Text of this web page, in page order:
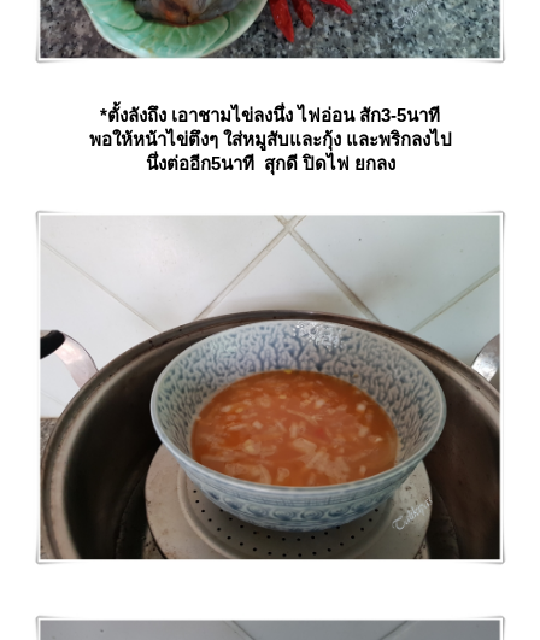
*ตั้งลังถึง เอาชามไข่ลงนึ่ง ไฟอ่อน สัก3-5นาที
พอให้หน้าไข่ตึงๆ ใส่หมูสับและกุ้ง และพริกลงไป
นึ่งต่ออีก5นาที สุกดี ปิดไฟ ยกลง